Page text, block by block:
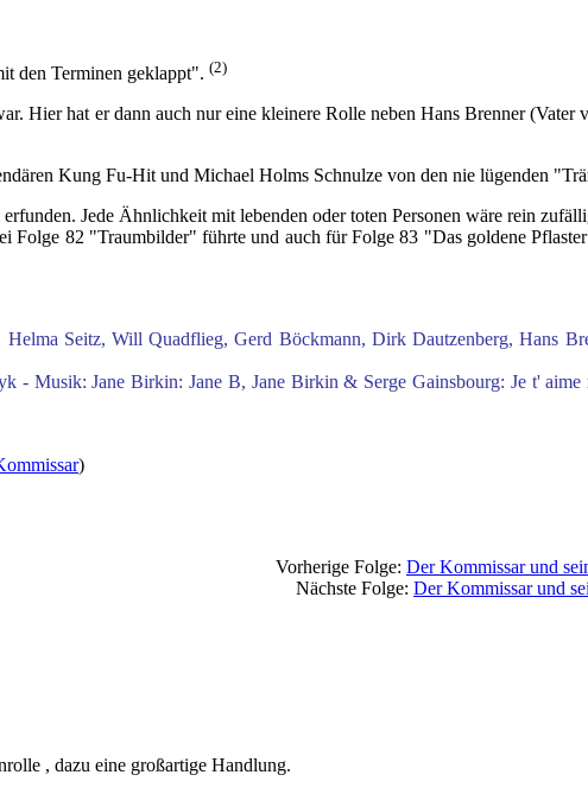
den Terminen geklappt". (2)
Hier hat er dann auch nur eine kleinere Rolle neben Hans Brenner
Kung Fu-Hit und Michael Holms Schnulze von den nie lügenden
Jede Ähnlichkeit mit lebenden oder toten Personen wäre rein
Folge 82 "Traumbilder" führte und auch für Folge 83 "Das goldene
Seitz, Will Quadflieg, Gerd Böckmann, Dirk Dautzenberg, Hans
- Musik: Jane Birkin: Jane B, Jane Birkin & Serge Gainsbourg: Je t'
)
Vorherige Folge: Der Kommissar und
Nächste Folge: Der Kommissar und
, dazu eine großartige Handlung.